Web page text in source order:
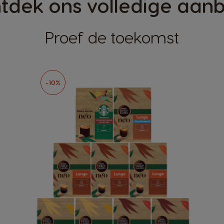
ons volledige
Proef de toekomst
-10%